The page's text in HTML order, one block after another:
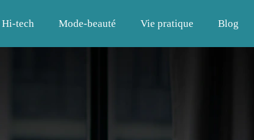
Hi-tech Mode-beauté Vie pratique Blog